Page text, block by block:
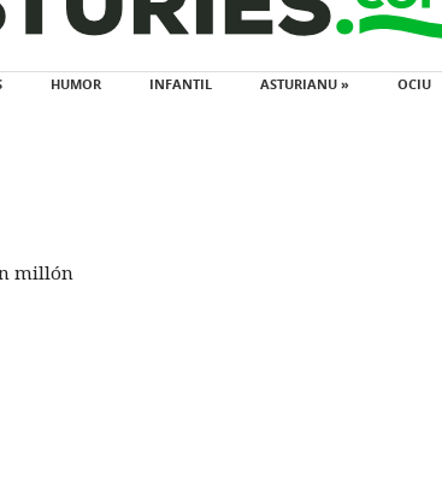
HUMOR INFANTIL ASTURIANU » OCIU
millón